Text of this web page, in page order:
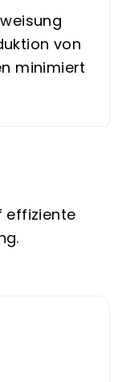
von
minimiert
effiziente